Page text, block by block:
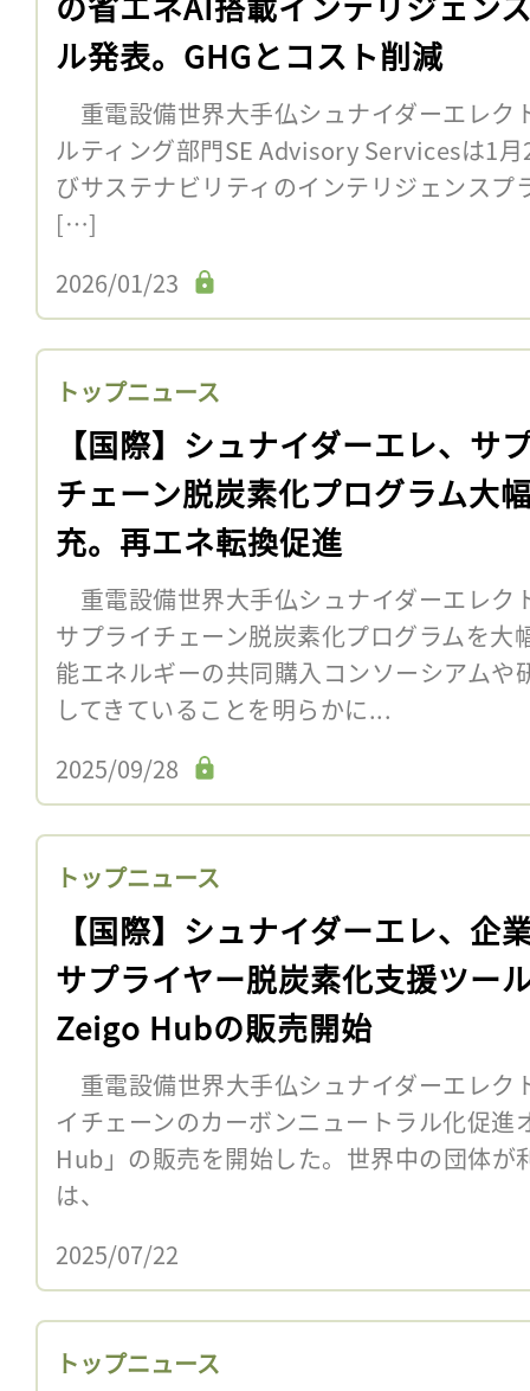
ル発表。GHGとコスト削減
重電設備世界大手仏シュナイダーエレク
ルティング部門SE Advisory Servicesは1
びサステナビリティのインテリジェンス
[…]
2026/01/23
トップニュース
【国際】シュナイダーエレ、サ
チェーン脱炭素化プログラム大
充。再エネ転換促進
重電設備世界大手仏シュナイダーエレク
サプライチェーン脱炭素化プログラムを大
能エネルギーの共同購入コンソーシアムや
してきていることを明らかに...
2025/09/28
トップニュース
【国際】シュナイダーエレ、企
サプライヤー脱炭素化支援ツー
Zeigo Hubの販売開始
重電設備世界大手仏シュナイダーエレク
イチェーンのカーボンニュートラル化促
Hub」の販売を開始した。世界中の団体
は、
2025/07/22
トップニュース